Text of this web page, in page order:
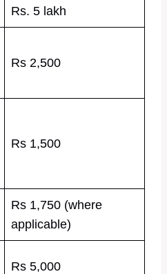
Rs. 5 lakh
Rs 2,500
Rs 1,500
Rs 1,750 (where
applicable)
Rs 5,000